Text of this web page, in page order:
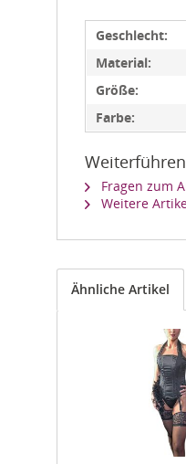
Geschlecht:
Material:
Größe:
Farbe:
Fragen zum
Weitere
Ähnliche Artikel